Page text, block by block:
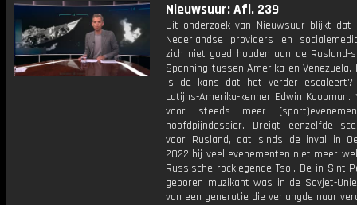
Nieuwsuur: Afl. 239
Uit onderzoek van Nieuwsuur blijkt dat
Nederlandse providers en
zich niet goed houden aan de Rusland-
Spanning tussen Amerika en Venezuela.
is de kans dat het verder escaleert?
Latijns-Amerika-kenner Edwin
voor steeds meer
hoofdpijndossier. Dreigt eenzelfde
voor Rusland, dat sinds de inval in
2022 bij veel evenementen niet meer
Russische rocklegende Tsoi. De in Sint-
geboren muzikant was in de Sovjet-
van een generatie die verlangde naar